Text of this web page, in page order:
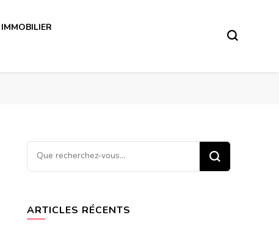
IMMOBILIER
Vous
recherchiez
ARTICLES RÉCENTS